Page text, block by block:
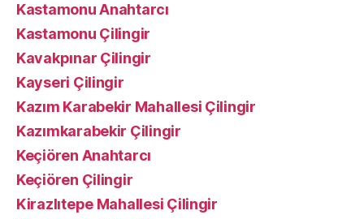
Kastamonu Anahtarcı
Kastamonu Çilingir
Kavakpınar Çilingir
Kayseri Çilingir
Kazım Karabekir Mahallesi Çilingir
Kazımkarabekir Çilingir
Keçiören Anahtarcı
Keçiören Çilingir
Kirazlıtepe Mahallesi Çilingir